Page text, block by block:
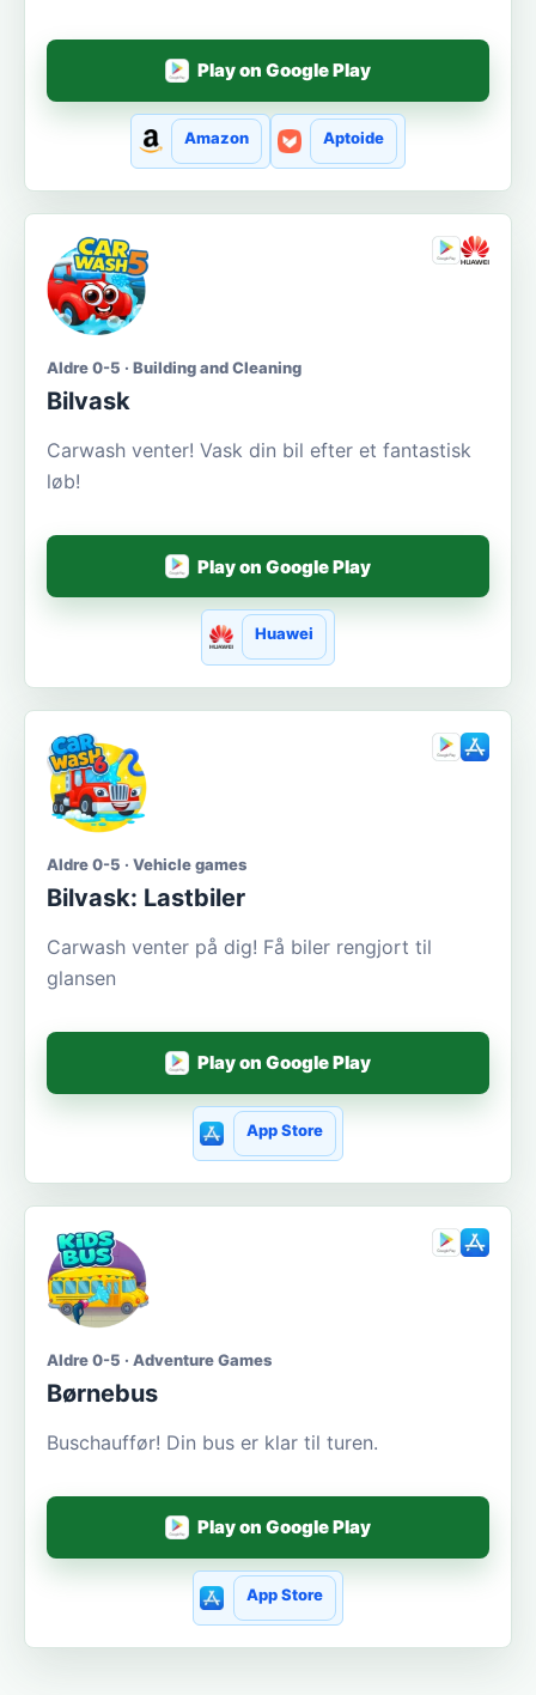
Play on Google Play
Amazon Aptoide
Aldre 0-5 · Building and Cleaning
Bilvask
Carwash venter! Vask din bil efter et fantastisk
løb!
Play on Google Play
Huawei
Aldre 0-5 · Vehicle games
Bilvask: Lastbiler
Carwash venter på dig! Få biler rengjort til
glansen
Play on Google Play
App Store
Aldre 0-5 · Adventure Games
Børnebus
Buschauffør! Din bus er klar til turen.
Play on Google Play
App Store